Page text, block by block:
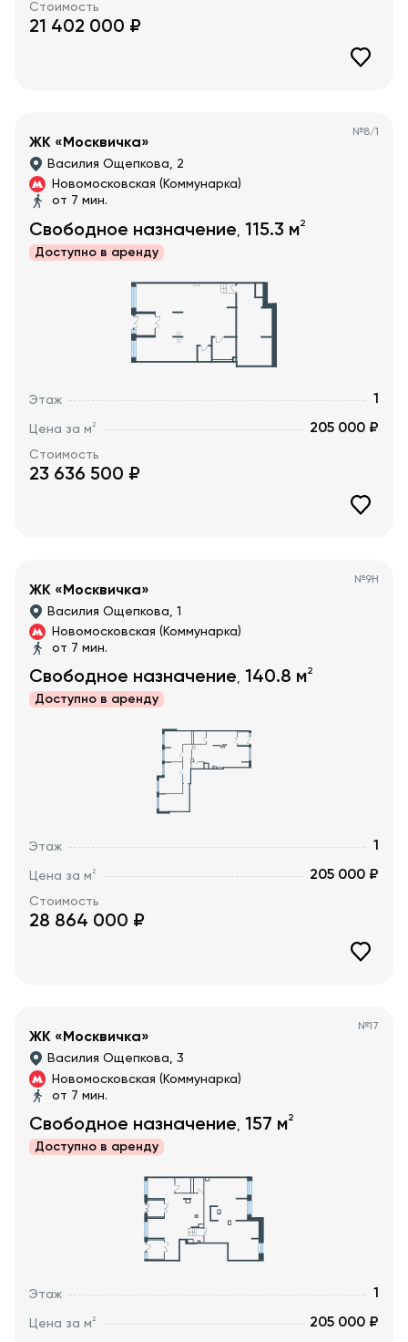
Стоимость
21 402 000 ₽
№8/1
ЖК «Москвичка»
Василия Ощепкова, 2
Новомосковская (Коммунарка)
от 7 мин.
Свободное назначение 115.3 м2
Доступно в аренду
Этаж 1
Цена за м2 205 000 ₽
Стоимость
23 636 500 ₽
№9Н
ЖК «Москвичка»
Василия Ощепкова, 1
Новомосковская (Коммунарка)
от 7 мин.
Свободное назначение, 140.8 м2
Доступно в аренду
Этаж 1
Цена за м2 205 000 ₽
Стоимость
28 864 000 ₽
№17
ЖК «Москвичка»
Василия Ощепкова, 3
Новомосковская (Коммунарка)
от 7 мин.
Свободное назначение, 157 м2
Доступно в аренду
Этаж 1
Цена за м2 205 000 ₽